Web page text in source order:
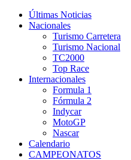
Últimas Noticias
Nacionales
Turismo Carretera
Turismo Nacional
TC2000
Top Race
Internacionales
Formula 1
Fórmula 2
Indycar
MotoGP
Nascar
Calendario
CAMPEONATOS